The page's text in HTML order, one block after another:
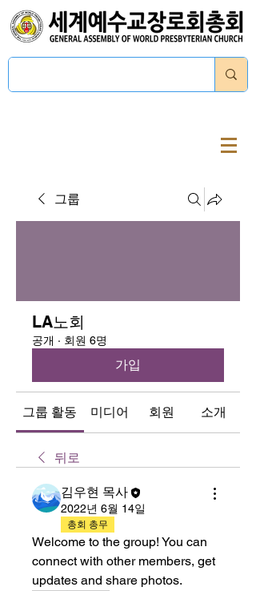
그룹
LA노회
공개 · 회원 6명
가입
그룹 활동 미디어 회원 소개
뒤로
김우현 목사
2022년 6월 14일
총회 총무
Welcome to the group! You can
connect with other members, get
updates and share photos.